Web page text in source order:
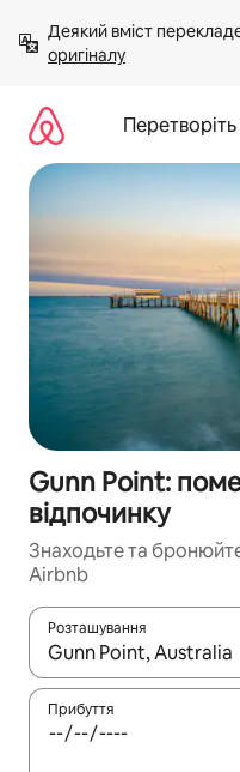
вмісту
Деякий вміст
оригіналу
Gunn Point:
відпочинку
Знаходьте та
Airbnb
Розташування
Отримавши результати
Прибуття